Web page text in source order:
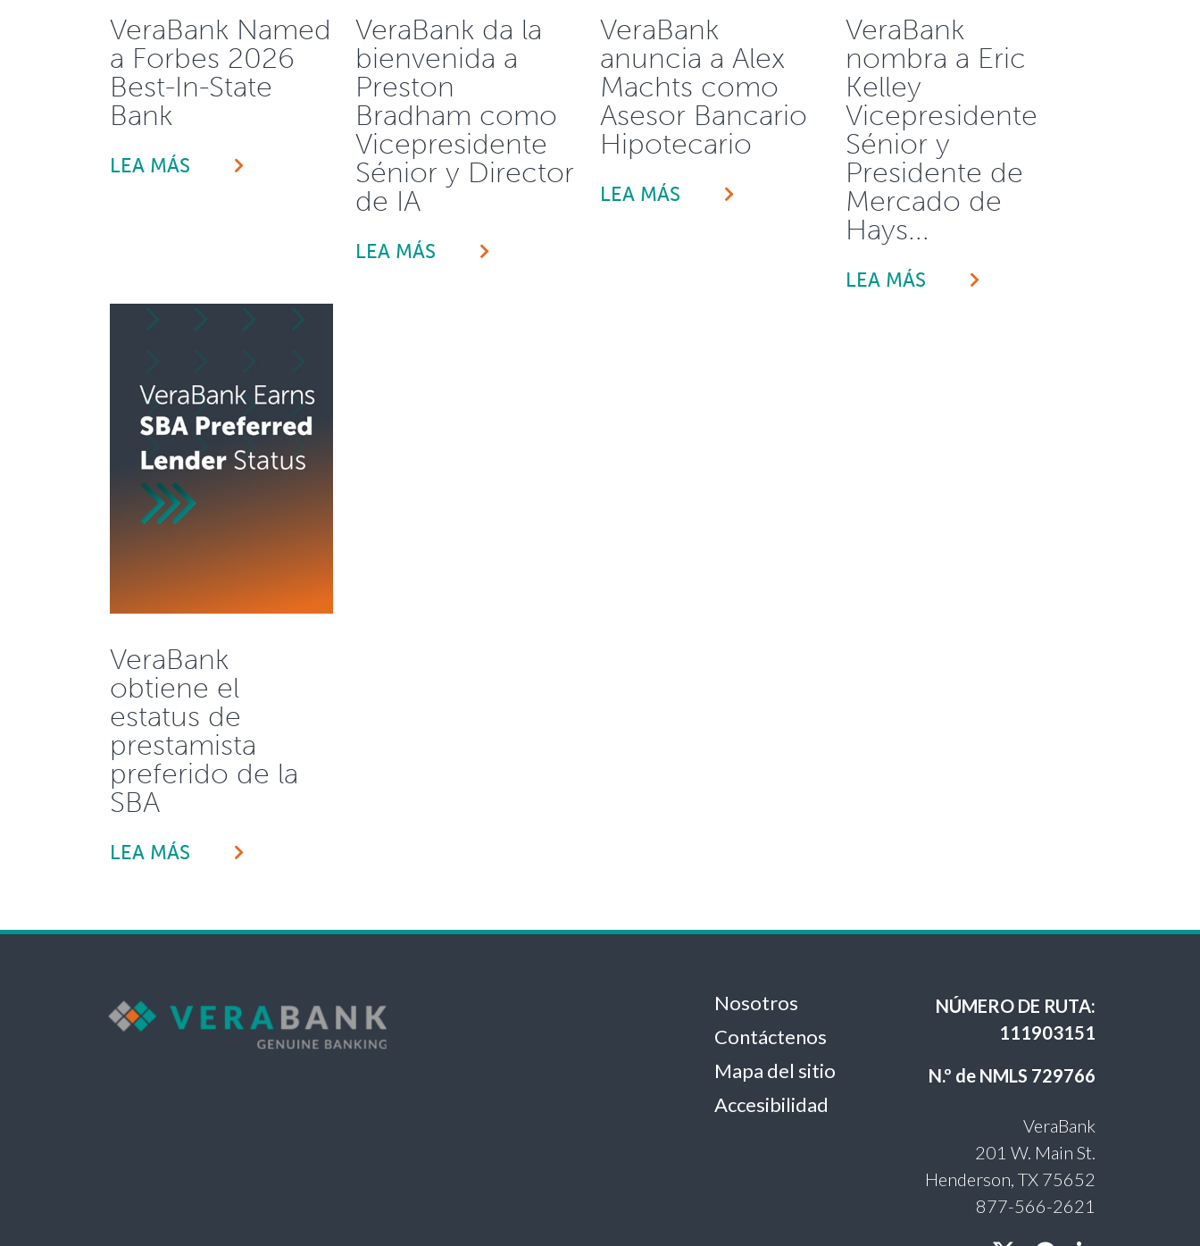
VeraBank Named
a Forbes 2026
Best-In-State
Bank
LEA MÁS
VeraBank da la
bienvenida a
Preston
Bradham como
Vicepresidente
Sénior y Director
de IA
LEA MÁS
VeraBank
anuncia a Alex
Machts como
Asesor Bancario
Hipotecario
LEA MÁS
VeraBank
nombra a Eric
Kelley
Vicepresidente
Sénior y
Presidente de
Mercado de
Hays...
LEA MÁS
VeraBank
obtiene el
estatus de
prestamista
preferido de la
SBA
LEA MÁS
Nosotros
Contáctenos
Mapa del sitio
Accesibilidad
NÚMERO DE RUTA:
111903151
N.º de NMLS 729766
VeraBank
201 W. Main St.
Henderson, TX 75652
877-566-2621